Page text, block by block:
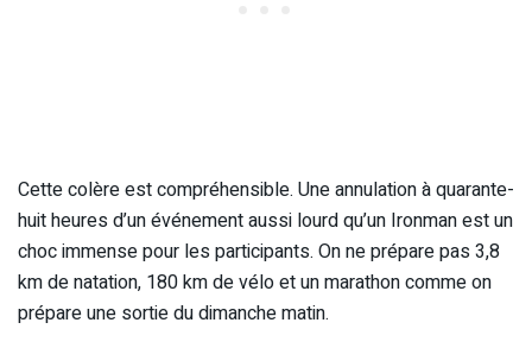
Cette colère est compréhensible. Une annulation à quarante-
huit heures d’un événement aussi lourd qu’un Ironman est un
choc immense pour les participants. On ne prépare pas 3,8
km de natation, 180 km de vélo et un marathon comme on
prépare une sortie du dimanche matin.